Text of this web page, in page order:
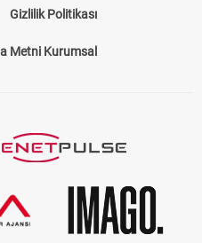
Gizlilik Politikası
Metni Kurumsal